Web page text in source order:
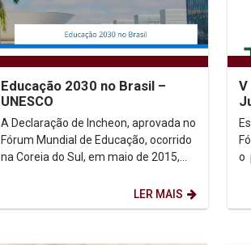
Educação 2030 no Brasil –
UNESCO
A Declaração de Incheon, aprovada no
Fórum Mundial de Educação, ocorrido
na Coreia do Sul, em maio de 2015,
LER MAIS
V
o